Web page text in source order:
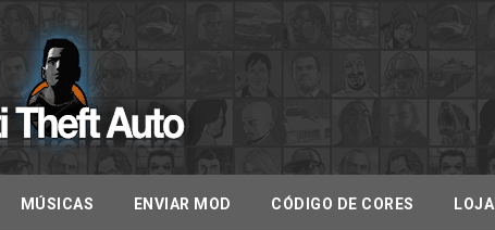
MÚSICAS ENVIAR MOD CÓDIGO DE CORES LOJA